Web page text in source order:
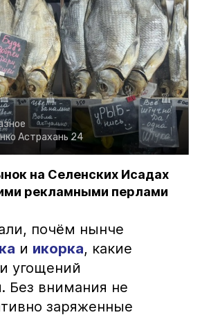
Астрахань 24
на Селенских Исадах
рекламными перлами
почём нынче
и икорка, какие
угощений
Без внимания не
заряженные